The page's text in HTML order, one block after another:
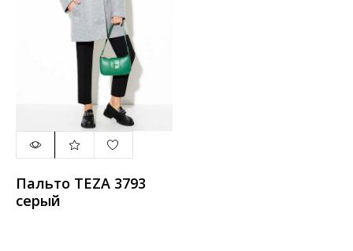
Пальто TEZA 3793
серый